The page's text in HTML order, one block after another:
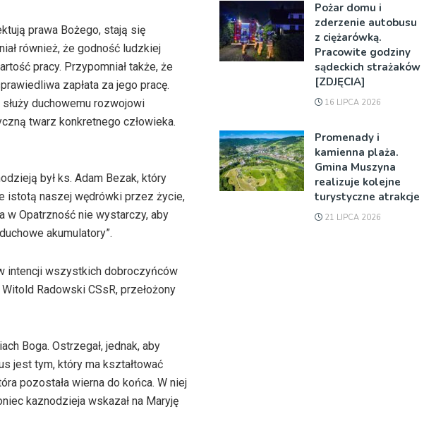
prawa Bożego, stają się
również, że godność ludzkiej
pracy. Przypomniał także, że
zapłata za jego pracę.
duchowemu rozwojowi
twarz konkretnego człowieka.
był ks. Adam Bezak, który
istotą naszej wędrówki przez życie,
w Opatrzność nie wystarczy, aby
akumulatory”.
intencji wszystkich dobroczyńców
Radowski CSsR, przełożony
Boga. Ostrzegał, jednak, aby
jest tym, który ma kształtować
pozostała wierna do końca. W niej
kaznodzieja wskazał na Maryję
Pożar domu i
zderzenie autobusu
z ciężarówką.
Pracowite godziny
sądeckich strażaków
[ZDJĘCIA]
16 LIPCA 2026
Promenady i
kamienna plaża.
Gmina Muszyna
realizuje kolejne
turystyczne atrakcje
21 LIPCA 2026